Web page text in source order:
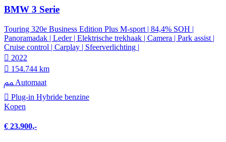
BMW 3 Serie
Touring 320e Business Edition Plus M-sport | 84,4% SOH |
Panoramadak | Leder | Elektrische trekhaak | Camera | Park assist |
Cruise control | Carplay | Sfeerverlichting |
2022
154.744 km
Automaat
Plug-in Hybride benzine
Kopen
€ 23.900,-